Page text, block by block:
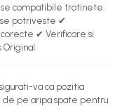
compatibile trotinete
potriveste ✔
✔ Verificare si
va ca pozitia
de pe aripa spate pentru